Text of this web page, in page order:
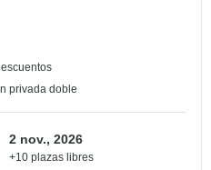
privada doble
2 nov., 2026
+10 plazas libres